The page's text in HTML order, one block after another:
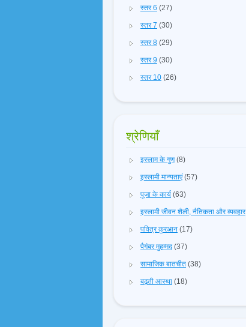
स्तर 6 (27)
स्तर 7 (30)
स्तर 8 (29)
स्तर 9 (30)
स्तर 10 (26)
श्रेणियाँ
इस्लाम के गुण (8)
इस्लामी मान्यताएं (57)
पूजा के कार्य (63)
इस्लामी जीवन शैली, नैतिकता और व्यवहार
पवित्र क़ुरआन (17)
पैगंबर मुहम्मद (37)
सामाजिक बातचीत (38)
बढ़ती आस्था (18)